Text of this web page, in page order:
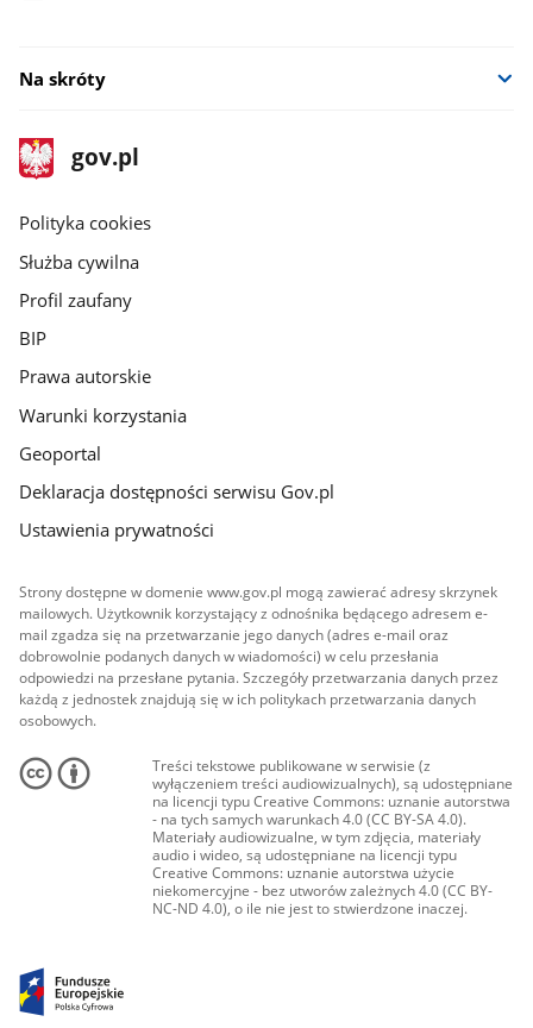
Na skróty
stopka
gov.pl
Strona
gov.pl
gov.pl
Polityka cookies
Służba cywilna
Profil zaufany
BIP
Prawa autorskie
Warunki korzystania
Geoportal
Deklaracja dostępności serwisu Gov.pl
Ustawienia prywatności
Strony dostępne w domenie www.gov.pl mogą zawierać adresy skrzynek
mailowych. Użytkownik korzystający z odnośnika będącego adresem e-
mail zgadza się na przetwarzanie jego danych (adres e-mail oraz
dobrowolnie podanych danych w wiadomości) w celu przesłania
odpowiedzi na przesłane pytania. Szczegóły przetwarzania danych przez
każdą z jednostek znajdują się w ich politykach przetwarzania danych
osobowych.
Treści tekstowe publikowane w serwisie (z
wyłączeniem treści audiowizualnych), są udostępniane
na licencji typu Creative Commons: uznanie autorstwa
- na tych samych warunkach 4.0 (CC BY-SA 4.0).
Materiały audiowizualne, w tym zdjęcia, materiały
audio i wideo, są udostępniane na licencji typu
Creative Commons: uznanie autorstwa użycie
niekomercyjne - bez utworów zależnych 4.0 (CC BY-
NC-ND 4.0), o ile nie jest to stwierdzone inaczej.